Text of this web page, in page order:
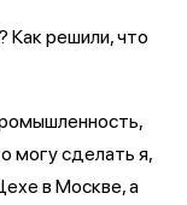
Как решили, что
могу сделать я,
в Москве, а